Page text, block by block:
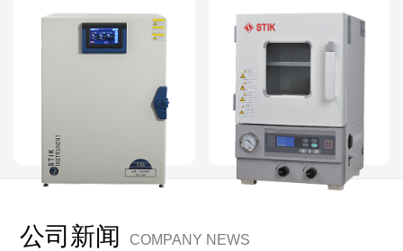
公司新闻 COMPANY NEWS